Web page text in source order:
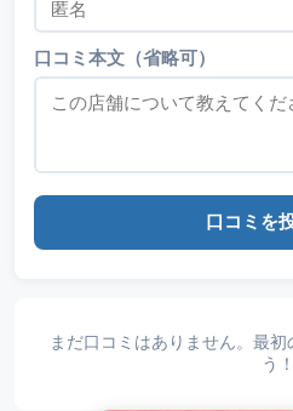
口コミ本文（省略可）
口コミを
まだ口コミはありません。最
う！